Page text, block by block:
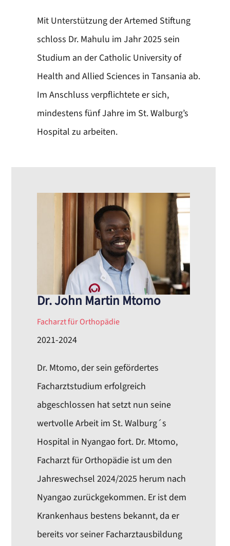
Mit Unterstützung der Artemed Stiftung
schloss Dr. Mahulu im Jahr 2025 sein
Studium an der Catholic University of
Health and Allied Sciences in Tansania ab.
Im Anschluss verpflichtete er sich,
mindestens fünf Jahre im St. Walburg’s
Hospital zu arbeiten.
Dr. John Martin Mtomo
Facharzt für Orthopädie
2021-2024
Dr. Mtomo, der sein gefördertes
Facharztstudium erfolgreich
abgeschlossen hat setzt nun seine
wertvolle Arbeit im St. Walburg´s
Hospital in Nyangao fort. Dr. Mtomo,
Facharzt für Orthopädie ist um den
Jahreswechsel 2024/2025 herum nach
Nyangao zurückgekommen. Er ist dem
Krankenhaus bestens bekannt, da er
bereits vor seiner Facharztausbildung